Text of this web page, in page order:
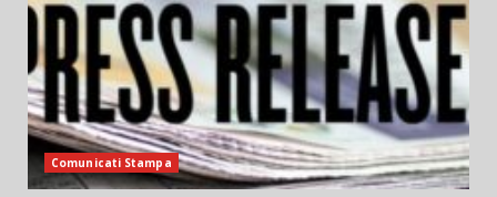
Comunicati Stampa